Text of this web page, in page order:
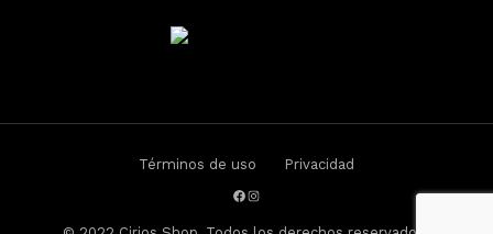
Términos de uso Privacidad
Facebook
Instagram